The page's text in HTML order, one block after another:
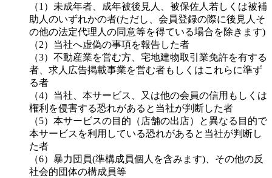
（1）未成年者、成年被後見人、被保佐人若しくは被補
助人のいずれかの者(ただし、会員登録の際に後見人そ
の他の法定代理人の同意等を得ている場合を除きます)
（2）当社へ虚偽の事項を報告した者
（3）不動産業を営む方、宅地建物取引業免許を有する
者、求人広告掲載事業を営む者もしくはこれらに準ず
る者
（4）当社、本サービス、又は他の会員の信用もしくは
権利を侵害する恐れがあると当社が判断した者
（5）本サービスの目的（店舗の出店）と異なる目的で
本サービスを利用している恐れがあると当社が判断し
た者
（6）暴力団員(準構成員個人を含みます)、その他の反
社会的団体の構成員等